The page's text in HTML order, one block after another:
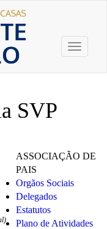
Toggle
SVP
ASSOCIAÇÃO DE
PAIS
Orgãos Sociais
Delegados
Estatutos
Plano de Atividades